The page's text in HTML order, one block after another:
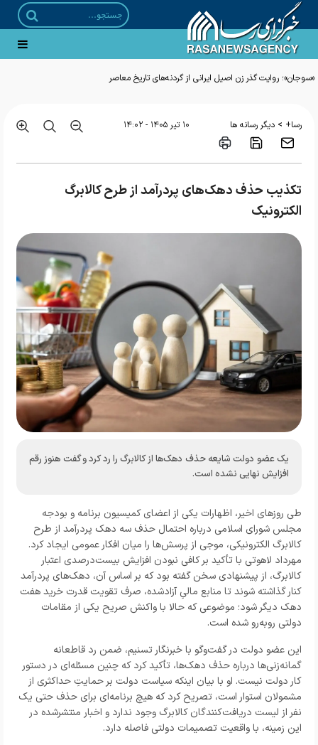
«سوجان»؛ روایت گذر زن اصیل ایرانی از گردنه‌های تاریخ معاصر
رسا+ > دیگر رسانه ها ۱۰ تير ۱۴۰۵ - ۱۴:۰۲
تکذیب حذف دهک‌های پردرآمد از طرح کالابرگ
الکترونیک
یک عضو دولت شایعه حذف دهک‌ها از کالابرگ را رد کرد و گفت هنوز رقم
افزایش نهایی نشده است.
طی روزهای اخیر، اظهارات یکی از اعضای کمیسیون برنامه و بودجه
مجلس شورای اسلامی درباره احتمال حذف سه دهک پردرآمد از طرح
کالابرگ الکترونیکی، موجی از پرسش‌ها را میان افکار عمومی ایجاد کرد.
مهرداد لاهوتی با تأکید بر کافی نبودن افزایش بیست‌درصدی اعتبار
کالابرگ، از پیشنهادی سخن گفته بود که بر اساس آن، دهک‌های پردرآمد
کنار گذاشته شوند تا منابع مالیِ آزادشده، صرف تقویت قدرت خرید هفت
دهک دیگر شود؛ موضوعی که حالا با واکنش صریح یکی از مقامات
دولتی روبه‌رو شده است.
این عضو دولت در گفت‌وگو با خبرنگار تسنیم، ضمن رد قاطعانه
گمانه‌زنی‌ها درباره حذف دهک‌ها، تأکید کرد که چنین مسئله‌ای در دستور
کار دولت نیست. او با بیان اینکه سیاست دولت بر حمایتِ حداکثری از
مشمولان استوار است، تصریح کرد که هیچ برنامه‌ای برای حذف حتی یک
نفر از لیست دریافت‌کنندگان کالابرگ وجود ندارد و اخبار منتشرشده در
این زمینه، با واقعیت تصمیمات دولتی فاصله دارد.